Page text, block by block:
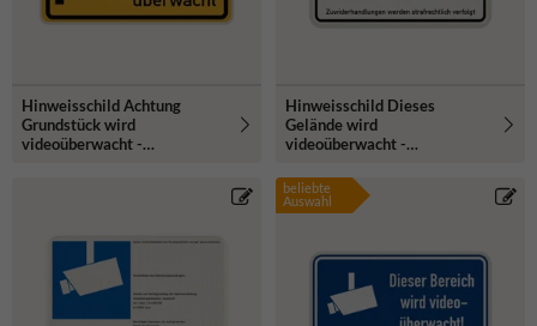
Hinweisschild Achtung
Grundstück wird
videoüberwacht -
Hinweisschild Dieses
Gelände wird
videoüberwacht -
beliebte
Auswahl